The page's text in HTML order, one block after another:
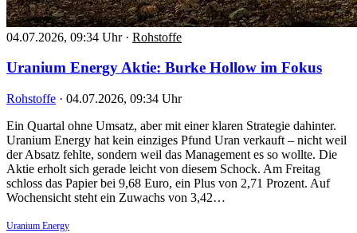
04.07.2026, 09:34 Uhr · Rohstoffe
Uranium Energy Aktie: Burke Hollow im Fokus
Rohstoffe · 04.07.2026, 09:34 Uhr
Ein Quartal ohne Umsatz, aber mit einer klaren Strategie dahinter.
Uranium Energy hat kein einziges Pfund Uran verkauft – nicht weil
der Absatz fehlte, sondern weil das Management es so wollte. Die
Aktie erholt sich gerade leicht von diesem Schock. Am Freitag
schloss das Papier bei 9,68 Euro, ein Plus von 2,71 Prozent. Auf
Wochensicht steht ein Zuwachs von 3,42…
Uranium Energy